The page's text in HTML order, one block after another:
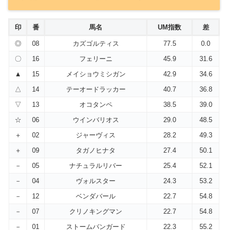
印 番 馬名 UM指数 差
◎ 08 カズゴルティス 77.5
0.0
〇
16 フェリーニ 45.9
31.6
▲
15 メイショウミシガン 42.9
34.6
△
14 テーオードラッカー 40.7
36.8
▽
13 オコタンペ 38.5
39.0
☆
06 ウインバリオス 29.0
48.5
＋
02 ジャーヴィス 28.2
49.3
＋
09 タガノヒナタ 27.4
50.1
－
05 ナチュラルリバー 25.4
52.1
－
04 ヴォルスター 24.3
53.2
－
12 ベンダバール 22.7
54.8
－
07 クリノキングマン 22.7
54.8
－
01 ストームバンガード 22.3
55.2